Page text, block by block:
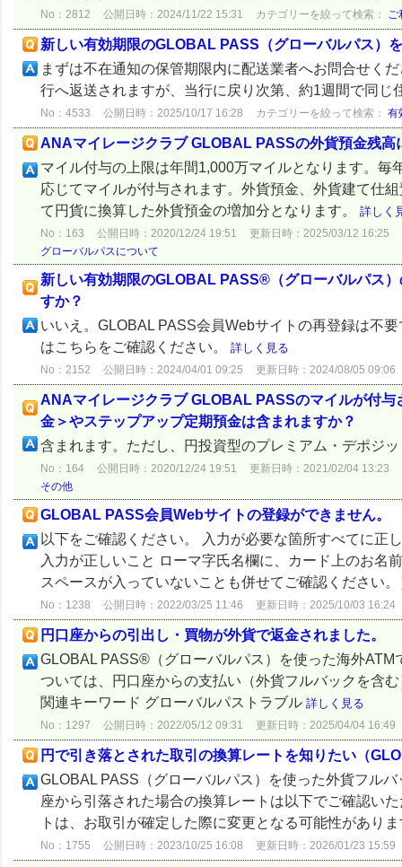
No：2812 公開日時：2024/11/22 15:31 カテゴリーを絞って検索： ご
新しい有効期限のGLOBAL PASS（グローバルパス）
まずは不在通知の保管期限内に配送業者へお問合せく
行へ返送されますが、当行に戻り次第、約1週間で同じ
No：4533 公開日時：2025/10/17 16:28 カテゴリーを絞って検索： 有
ANAマイレージクラブ GLOBAL PASSの外貨預金残
マイル付与の上限は年間1,000万マイルとなります。
応じてマイルが付与されます。外貨預金、外貨建て仕
て円貨に換算した外貨預金の増加分となります。 詳しく
No：163 公開日時：2020/12/24 19:51
更新日時：2025/03/12 16:25
グローバルパスについて
新しい有効期限のGLOBAL PASS®（グローバルパス
すか？
いいえ。GLOBAL PASS会員Webサイトの再登録は不
はこちらをご確認ください。 詳しく見る
No：2152 公開日時：2024/04/01 09:25 更新日時：2024/08/05 09:06
ANAマイレージクラブ GLOBAL PASSのマイルが付
金＞やステップアップ定期預金は含まれますか？
含まれます。ただし、円投資型のプレミアム・デポジ
No：164 公開日時：2020/12/24 19:51
更新日時：2021/02/04 13:23
その他
GLOBAL PASS会員Webサイトの登録ができません。
以下をご確認ください。 入力が必要な箇所すべてに正
入力が正しいこと ローマ字氏名欄に、カード上のお名
スペースが入っていないことも併せてご確認ください
No：1238 公開日時：2022/03/25 11:46 更新日時：2025/10/03 16:24
円口座からの引出し・買物が外貨で返金されました。
GLOBAL PASS®（グローバルパス）を使った海外
ついては、円口座からの支払い（外貨フルバックを含
関連キーワード グローバルパストラブル 詳しく見る
No：1297 公開日時：2022/05/12 09:31 更新日時：2025/04/04 16:49
円で引き落とされた取引の換算レートを知りたい（
GLOBAL PASS（グローバルパス）を使った外貨フル
座から引落された場合の換算レートは以下でご確認い
トは、お取引が確定した際に変更となる可能性があり
No：1755 公開日時：2023/10/25 16:08 更新日時：2026/01/23 15:59